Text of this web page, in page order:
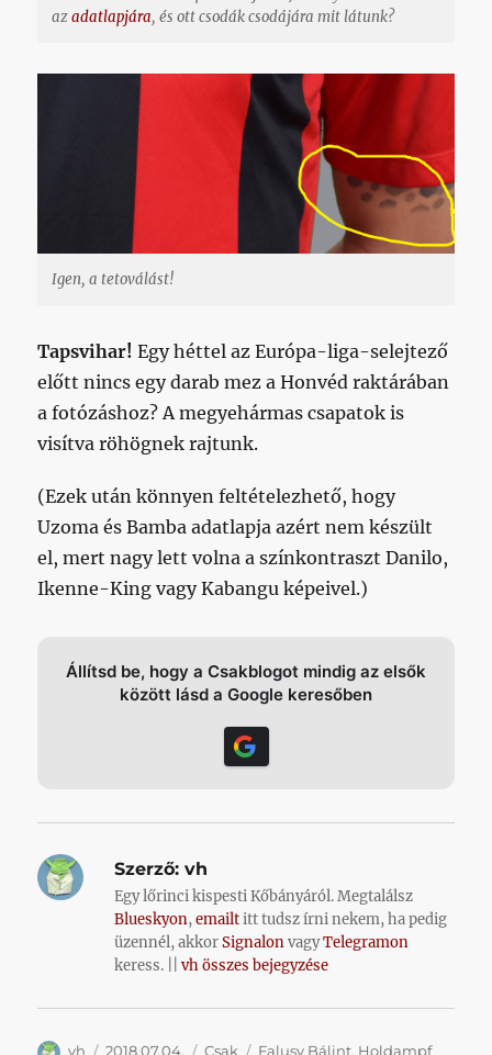
azadatlapjára, és ott csodák csodájára mit látunk?
Igen, a tetoválást!
Tapsvihar!Egy héttel az Európa-liga-selejtező
előtt nincs egy darab mez a Honvéd raktárában
a fotózáshoz? A megyehármas csapatok is
visítva röhögnek rajtunk.
(Ezek után könnyen feltételezhető, hogy
Uzoma és Bamba adatlapja azért nem készült
el, mert nagy lett volna a színkontraszt Danilo,
Ikenne-King vagy Kabangu képeivel.)
Állítsd be, hogy a Csakblogot mindig az elsők
között lásd a Google keresőben
Szerző: vh
Egy lőrinci kispesti Kőbányáról. Megtalálsz
Blueskyon,emailtitt tudsz írni nekem, ha pedig
üzennél, akkorSignalonvagyTelegramon
keress. ||vh összes bejegyzése
Szerző
vh Közzétéve
2018.07.04. Kategória
Csak Címke
Falusy Bálint, Holdampf